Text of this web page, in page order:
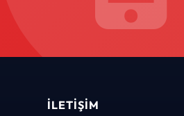
İLETIŞIM